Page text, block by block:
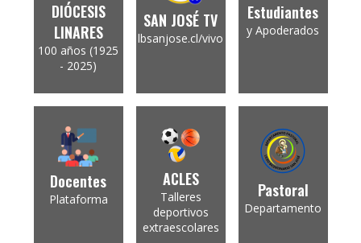
DIÓCESIS
LINARES
100 años (1925
- 2025)
SAN JOSÉ TV
lbsanjose.cl/vivo
Estudiantes
y Apoderados
Docentes
Plataforma
ACLES
Talleres
deportivos
extraescolares
Pastoral
Departamento